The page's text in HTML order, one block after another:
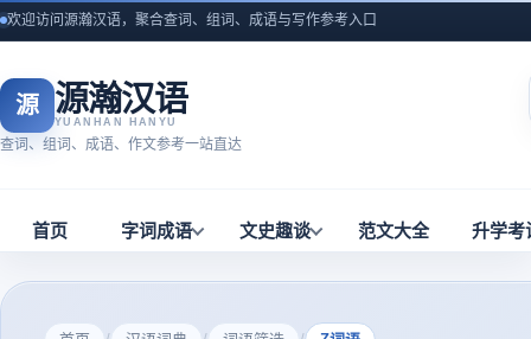
欢迎访问源瀚汉语，聚合查词、组词、成语与写作参考入口
源 源瀚汉语
YUANHAN HANYU
查词、组词、成语、作文参考一站直达
首页 字词成语 文史趣谈 范文大全 升学考